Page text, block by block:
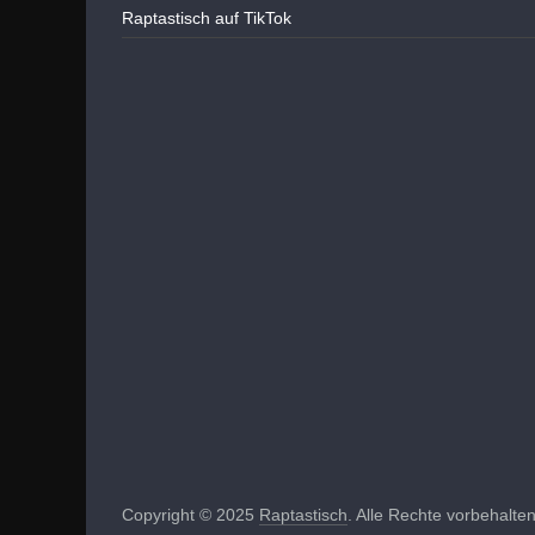
Raptastisch auf TikTok
Copyright © 2025 Raptastisch . Alle Rechte